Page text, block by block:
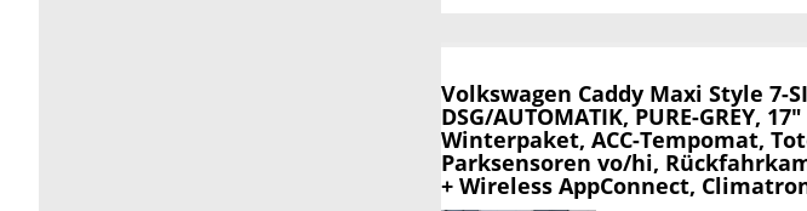
Volkswagen Caddy Maxi Style 7-
DSG/AUTOMATIK, PURE-GREY,
Winterpaket, ACC-Tempomat,
Parksensoren vo/hi,
+ Wireless AppConnect,